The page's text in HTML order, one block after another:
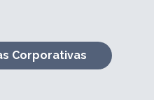
Corporativas